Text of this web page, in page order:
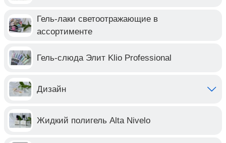
Гель-лаки светоотражающие в
ассортименте
Гель-слюда Элит Klio Professional
Дизайн
Жидкий полигель Alta Nivelo